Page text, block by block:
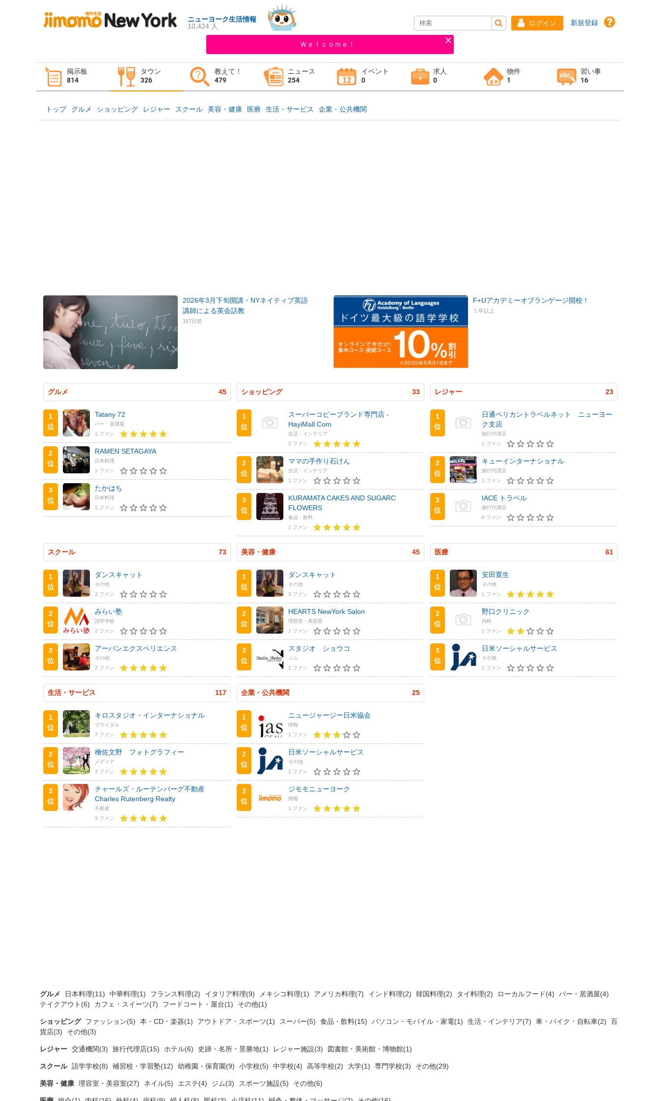
ニューヨーク生活情報
10,424 人
ログイン 新規登録
Ｗｅｌｃｏｍｅ！
掲示板
814
タウン
326
教えて！
479
ニュース
254
イベント
0
求人
0
物件
1
習い事
16
タウン情報 教えて！
イベント 求人
トップ グルメ ショッピング レジャー スクール 美容・健康 医療 生活・サービス 企業・公共機関
2026年3月下旬開講・NYネイティブ英語
講師による英会話教
167日前
F+Uアカデミーオブランゲージ開校！
１年以上
グルメ 45
1
位
Tatany 72
バー・居酒屋
1 ファン
2
位
RAMEN SETAGAYA
日本料理
1 ファン
3
位
たかはち
日本料理
1 ファン
ショッピング 33
1
位
スーパーコピーブランド専門店 -
HayiMall.Com
生活・インテリア
3 ファン
2
位
ママの手作り石けん
生活・インテリア
1 ファン
3
位
KURAMATA CAKES AND SUGARC
FLOWERS
食品・飲料
1 ファン
レジャー 23
1
位
日通ペリカントラベルネット ニューヨー
ク支店
旅行代理店
1 ファン
2
位
キューインターナショナル
旅行代理店
1 ファン
3
位
IACE トラベル
旅行代理店
0 ファン
スクール 73
1
位
ダンスキャット
その他
3 ファン
2
位
みらい塾
語学学校
2 ファン
3
位
アーバンエクスペリエンス
その他
2 ファン
美容・健康 45
1
位
ダンスキャット
その他
3 ファン
2
位
HEARTS NewYork Salon
理容室・美容室
1 ファン
3
位
スタジオ ショウコ
ジム
1 ファン
医療 61
1
位
安田寛生
その他
1 ファン
2
位
野口クリニック
内科
1 ファン
3
位
日米ソーシャルサービス
その他
1 ファン
生活・サービス 117
1
位
キロスタジオ・インターナショナル
ブライダル
7 ファン
2
位
檜佐文野 フォトグラフィー
メディア
3 ファン
3
位
チャールズ・ルーテンバーグ不動産
Charles Rutenberg Realty
不動産
3 ファン
企業・公共機関 25
1
位
ニュージャージー日米協会
情報
1 ファン
2
位
日米ソーシャルサービス
その他
1 ファン
3
位
ジモモニューヨーク
情報
1 ファン
グルメ 日本料理(11) 中華料理(1) フランス料理(2) イタリア料理(9) メキシコ料理(1) アメリカ料理(7) インド料理(2) 韓国料理(2) タイ料理(2) ローカルフード(4)
バー・居酒屋(4)
テイクアウト(6)
カフェ・スイーツ(7) フードコート・屋台(1) その他(1)
ショッピング ファッション(5) 本・CD・楽器(1) アウトドア・スポーツ(1) スーパー(5) 食品・飲料(15) パソコン・モバイル・家電(1) 生活・インテリア(7) 車・バイク・自転車(2)
百
貨店(3)
その他(3)
レジャー 交通機関(3) 旅行代理店(15) ホテル(6) 史跡・名所・景勝地(1) レジャー施設(3) 図書館・美術館・博物館(1)
スクール 語学学校(8) 補習校・学習塾(12) 幼稚園・保育園(9) 小学校(5) 中学校(4) 高等学校(2) 大学(1) 専門学校(3) その他(29)
美容・健康 理容室・美容室(27) ネイル(5) エステ(4) ジム(3) スポーツ施設(5) その他(6)